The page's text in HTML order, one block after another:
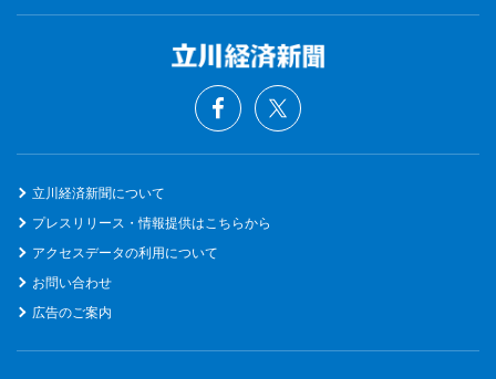
立川経済新聞について
プレスリリース・情報提供はこちらから
アクセスデータの利用について
お問い合わせ
広告のご案内